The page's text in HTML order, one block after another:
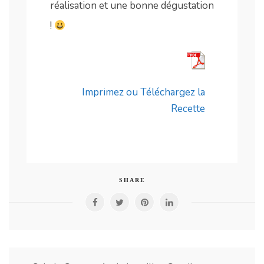
réalisation et une bonne dégustation
!
Imprimez ou Téléchargez la
Recette
SHARE